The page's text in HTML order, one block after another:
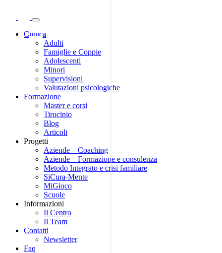
Clinica
Adulti
Famiglie e Coppie
Adolescenti
Minori
Supervisioni
Valutazioni psicologiche
Formazione
Master e corsi
Tirocinio
Blog
Articoli
Progetti
Aziende – Coaching
Aziende – Formazione e consulenza
Metodo Integrato e crisi familiare
SiCura-Mente
MiGioco
Scuole
Informazioni
Il Centro
Il Team
Contatti
Newsletter
Faq